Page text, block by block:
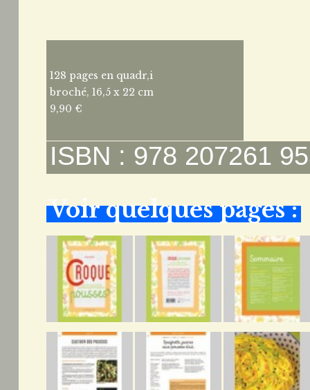
128 pages en quadr,i
broché, 16,5 x 22 cm
9,90 €
ISBN : 978 207261
Voir quelques pages :